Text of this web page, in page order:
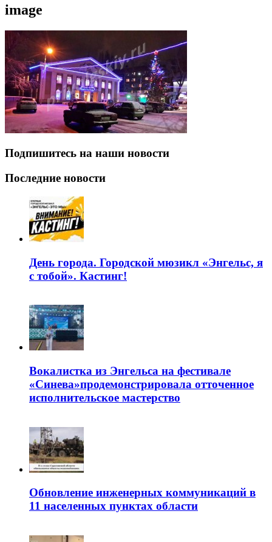
image
Подпишитесь на наши новости
Последние новости
День города. Городской мюзикл «Энгельс, я
с тобой». Кастинг!
Вокалистка из Энгельса на фестивале
«Синева»продемонстрировала отточенное
исполнительское мастерство
Обновление инженерных коммуникаций в
11 населенных пунктах области